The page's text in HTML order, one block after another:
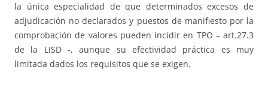
la única especialidad de que determinados excesos de
adjudicación no declarados y puestos de manifiesto por la
comprobación de valores pueden incidir en TPO – art.27.3
de la LISD -, aunque su efectividad práctica es muy
limitada dados los requisitos que se exigen.